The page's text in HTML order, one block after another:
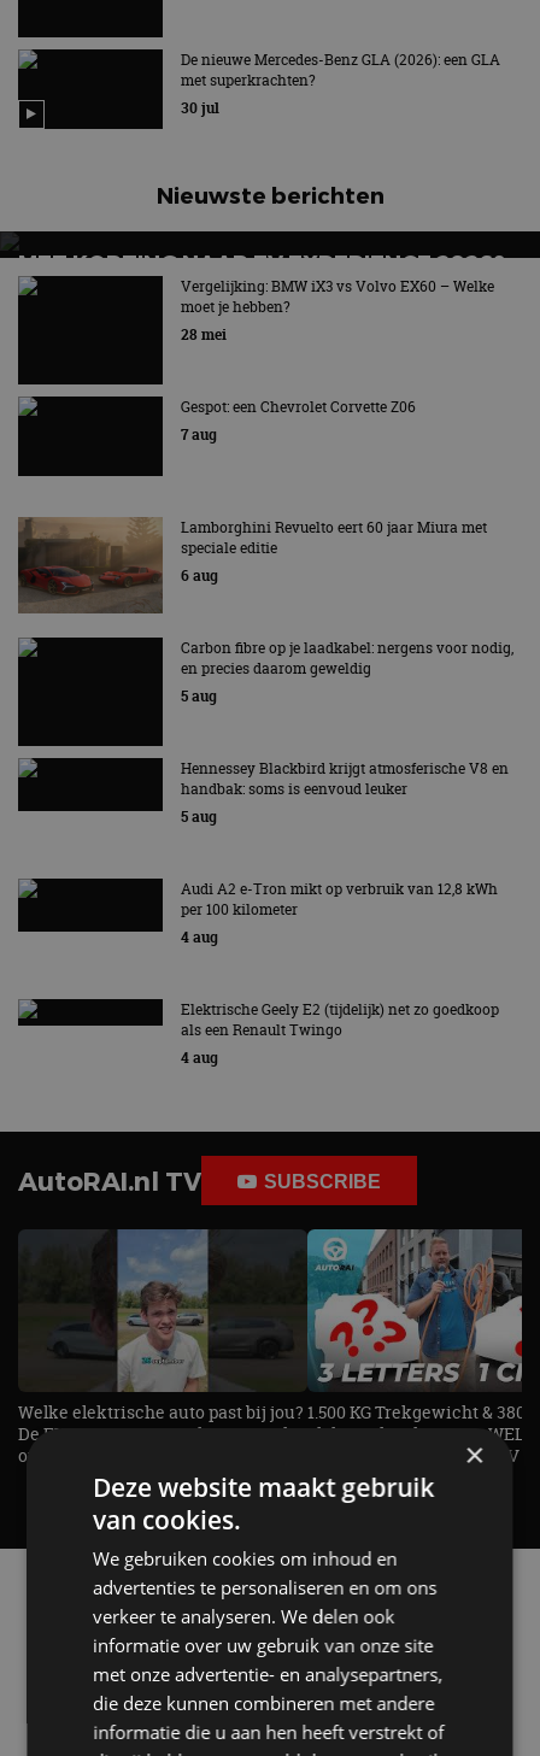
De nieuwe Mercedes-Benz GLA (2026): een GLA
met superkrachten?
30 jul
Nieuwste berichten
MET KORTING NAAR EV EXPERIENCE 2026?
AUTORAI REGELT HET!
EV Experience 2026 van 24 tot 26 september
Vergelijking: BMW iX3 vs Volvo EX60 – Welke
moet je hebben?
28 mei
Gespot: een Chevrolet Corvette Z06
7 aug
Lamborghini Revuelto eert 60 jaar Miura met
speciale editie
6 aug
Carbon fibre op je laadkabel: nergens voor nodig,
en precies daarom geweldig
5 aug
Hennessey Blackbird krijgt atmosferische V8 en
handbak: soms is eenvoud leuker
5 aug
Audi A2 e-Tron mikt op verbruik van 12,8 kWh
per 100 kilometer
4 aug
Elektrische Geely E2 (tijdelijk) net zo goedkoop
als een Renault Twingo
4 aug
AutoRAI.nl TV SUBSCRIBE
Welke elektrische auto past bij jou?
De EV Experience geeft antwoord
op je vraag! - AutoRAI TV
1.500 KG Trekgewicht & 380
elektrische pk's, maar
AUTO is het? - AutoRAI TV
Alle automerken
Selecteer een merk voor meer informatie, modellen
en alle nieuwsberichten
×
Deze website maakt gebruik
van cookies.
We gebruiken cookies om inhoud en
advertenties te personaliseren en om ons
verkeer te analyseren. We delen ook
informatie over uw gebruik van onze site
met onze advertentie- en analysepartners,
die deze kunnen combineren met andere
informatie die u aan hen heeft verstrekt of